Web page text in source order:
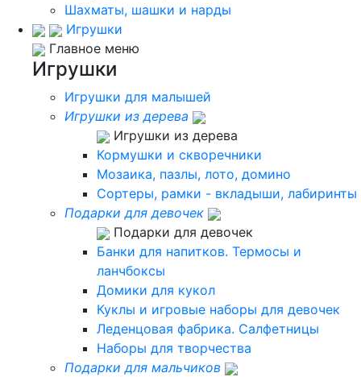
Шахматы, шашки и нарды
Игрушки
Главное меню
Игрушки
Игрушки для малышей
Игрушки из дерева
Игрушки из дерева
Кормушки и скворечники
Мозаика, пазлы, лото, домино
Сортеры, рамки - вкладыши, лабиринты
Подарки для девочек
Подарки для девочек
Банки для напитков. Термосы и
ланчбоксы
Домики для кукол
Куклы и игровые наборы для девочек
Леденцовая фабрика. Салфетницы
Наборы для творчества
Подарки для мальчиков